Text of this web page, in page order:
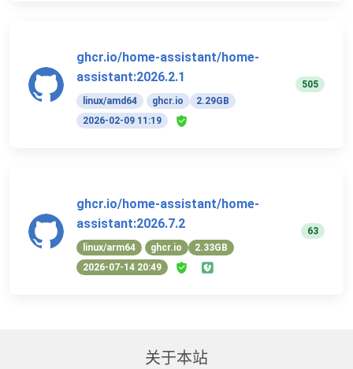
ghcr.io/home-assistant/home-
assistant:2026.2.1
linux/amd64 ghcr.io
2.29GB
2026-02-09 11:19
505
ghcr.io/home-assistant/home-
assistant:2026.7.2
linux/arm64 ghcr.io
2.33GB
2026-07-14 20:49
63
关于本站